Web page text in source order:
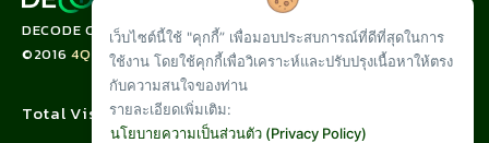
DECODE CORPORATION LIMITED
©20164QUARTER.CO
Total Visit :
เว็บไซต์นี้ใช้ "คุกกี้” เพื่อมอบประสบการณ์ที่ดีที่สุดในการ
ใช้งาน โดยใช้คุกกี้เพื่อวิเคราะห์และปรับปรุงเนื้อหาให้ตรง
กับความสนใจของท่าน
รายละเอียดเพิ่มเติม:
นโยบายความเป็นส่วนตัว (Privacy Policy)